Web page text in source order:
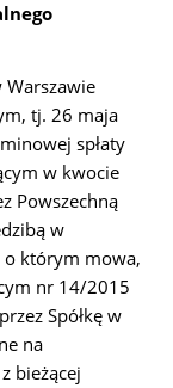
Warszawie
tj. 26 maja
spłaty
w kwocie
Powszechną
w
o którym mowa,
nr 14/2015
Spółkę w
na
bieżącej